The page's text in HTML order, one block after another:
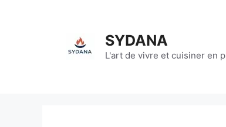
SYDANA
L'art de vivre et cuisiner en